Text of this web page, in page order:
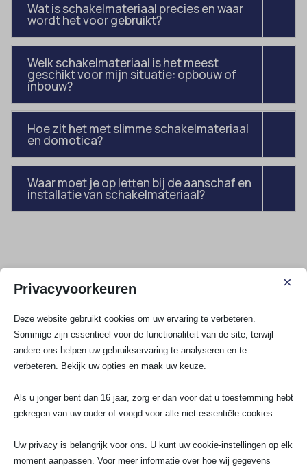
Wat is schakelmateriaal precies en waar
wordt het voor gebruikt?
Welk schakelmateriaal is het meest
geschikt voor mijn situatie: opbouw of
inbouw?
Hoe zit het met slimme schakelmateriaal
en domotica?
Waar moet je op letten bij de aanschaf en
installatie van schakelmateriaal?
Wij gaan voor 100%
tevredenheidsgarantie!
M
Maina Bhansingh
Meneer heeft goed werk verricht. Snel
gewerkt en ook netjes. Heel vriendelijk.
Wat een
een
netjes
perfect. Ze
Privacyvoorkeuren ×
Deze website gebruikt cookies om uw ervaring te verbeteren.
Sommige zijn essentieel voor de functionaliteit van de site, terwijl
andere ons helpen uw gebruikservaring te analyseren en te
verbeteren. Bekijk uw opties en maak uw keuze.
Als u jonger bent dan 16 jaar, zorg er dan voor dat u toestemming hebt
gekregen van uw ouder of voogd voor alle niet-essentiële cookies.
Uw privacy is belangrijk voor ons. U kunt uw cookie-instellingen op elk
moment aanpassen. Voor meer informatie over hoe wij gegevens